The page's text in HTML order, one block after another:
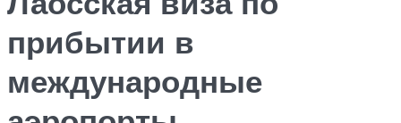
прибытии в
международные